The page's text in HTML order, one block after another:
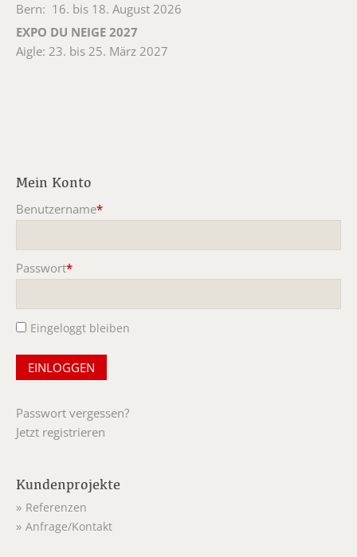
Bern: 16. bis 18. August 2026
EXPO DU NEIGE 2027
Aigle: 23. bis 25. März 2027
Mein Konto
Benutzername*
Passwort*
Eingeloggt bleiben
Passwort vergessen?
Jetzt registrieren
Kundenprojekte
Referenzen
Anfrage/Kontakt